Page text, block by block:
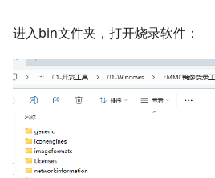
进入bin文件夹，打开烧录软件：